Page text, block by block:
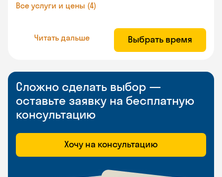
Все услуги и цены (4)
Читать дальше Выбрать время
Сложно сделать выбор —
оставьте заявку на бесплатную
консультацию
Хочу на консультацию